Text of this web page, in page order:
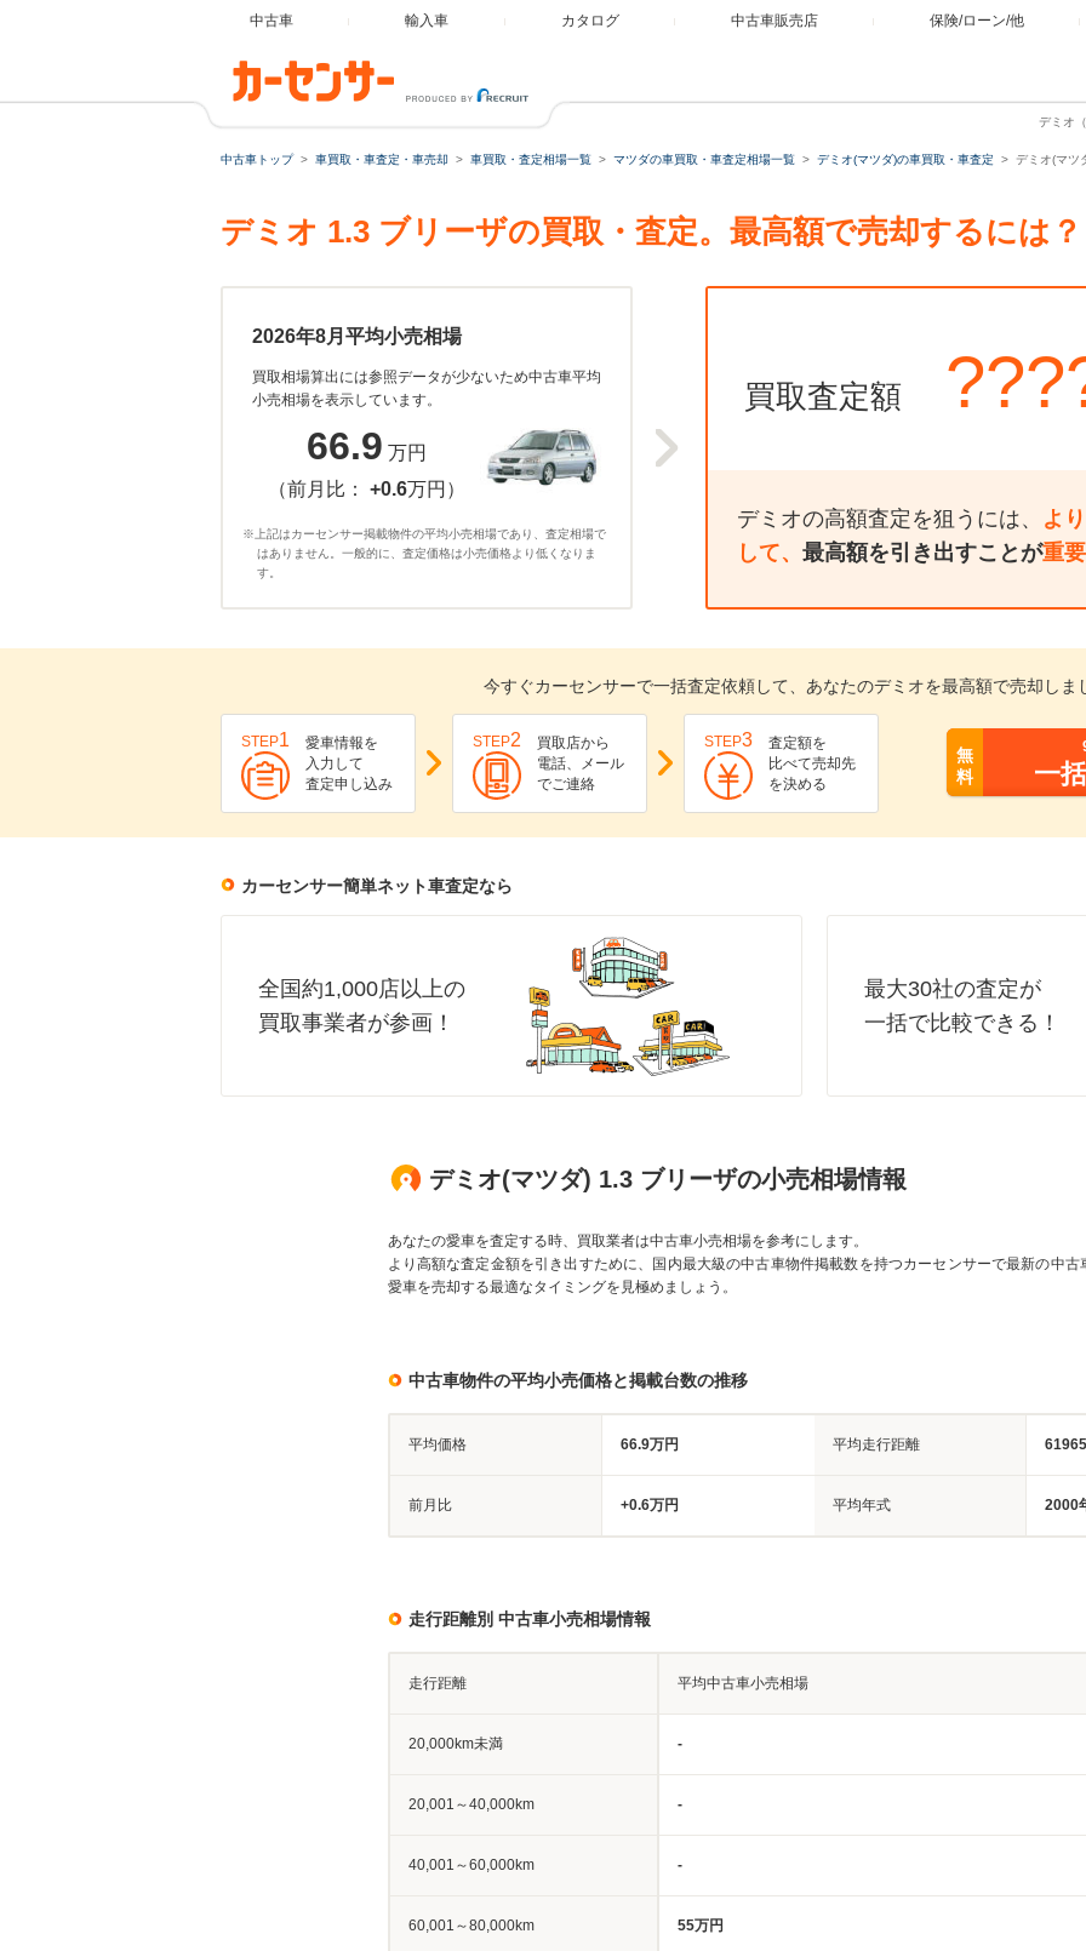
中古車 輸入車 カタログ 中古車販売店 保険/ローン/他
デミオ
中古車トップ 車買取・車査定・車売却 車買取・査定相場一覧 マツダの車買取・車査定相場一覧 デミオ(マツダ)の車買取・車査定 デミオ(マツ
デミオ 1.3 ブリーザの買取・査定。最高額で売却するには？
2026年8月平均小売相場
買取相場算出には参照データが少ないため中古車平均
小売相場を表示しています。
66.9 万円
（前月比： +0.6万円）
※上記はカーセンサー掲載物件の平均小売相場であり、査定相場で
はありません。一般的に、査定価格は小売価格より低くなりま
す。
買取査定額
デミオの高額査定を狙うには、 よ
して、 最高額を引き出すことが重要
今すぐカーセンサーで一括査定依頼して、あなたのデミオを最高額で売却しま
STEP1
愛車情報を
入力して
査定申し込み
STEP2
買取店から
電話、メール
でご連絡
STEP3
査定額を
比べて売却先
を決める
無
料
一
カーセンサー簡単ネット車査定なら
全国約1,000店以上の
買取事業者が参画！
最大30社の査定が
一括で比較できる！
デミオ(マツダ) 1.3 ブリーザの小売相場情報
あなたの愛車を査定する時、買取業者は中古車小売相場を参考にします。
より高額な査定金額を引き出すために、国内最大級の中古車物件掲載数を持つカーセンサーで最新の中古
愛車を売却する最適なタイミングを見極めましょう。
中古車物件の平均小売価格と掲載台数の推移
平均価格 66.9万円 平均走行距離
前月比 +0.6万円 平均年式 2000
走行距離別 中古車小売相場情報
走行距離 平均中古車小売相場
20,000km未満 -
20,001～40,000km -
40,001～60,000km -
60,001～80,000km 55万円